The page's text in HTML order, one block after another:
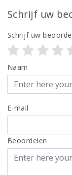
Schrijf uw
Schrijf uw
Naam
E-mail
Beoordelen